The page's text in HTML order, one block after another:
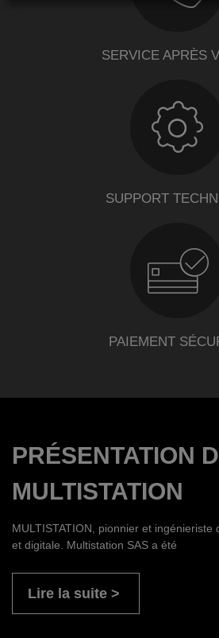
SERVICE APRÈS
SUPPORT
PAIEMENT
PRÉSENTATION
MULTISTATION
MULTISTATION, pionnier et ingénieriste
et digitale. Multistation SAS a été
Lire la suite